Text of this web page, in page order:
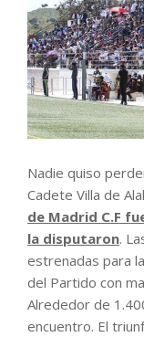
Nadie quiso
Cadete Villa de
de Madrid C.F
la disputaron.
estrenadas para
del Partido con
Alrededor de
encuentro. El